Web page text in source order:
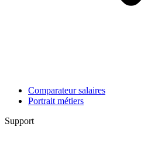
Comparateur salaires
Portrait métiers
Support